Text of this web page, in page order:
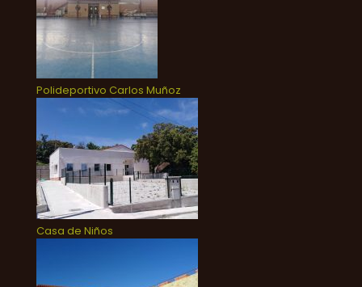
Polideportivo Carlos Muñoz
Casa de Niños